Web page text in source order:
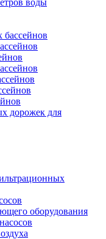
воды
дорожек для
оборудования